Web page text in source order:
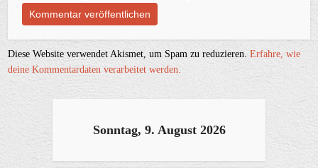
Diese Website verwendet Akismet, um Spam zu reduzieren.Erfahre, wie
deine Kommentardaten verarbeitet werden.
Sonntag, 9. August 2026